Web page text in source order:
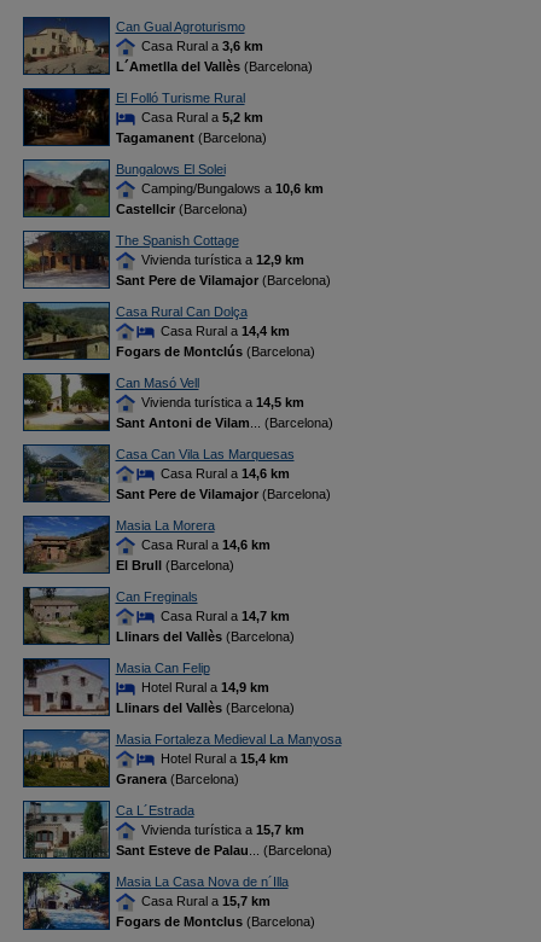
Can Gual Agroturismo
Casa Rural a 3,6 km
L´Ametlla del Vallès(Barcelona)
El Folló Turisme Rural
Casa Rural a 5,2 km
Tagamanent(Barcelona)
Bungalows El Solei
Camping/Bungalows a 10,6 km
Castellcir(Barcelona)
The Spanish Cottage
Vivienda turística a 12,9 km
Sant Pere de Vilamajor(Barcelona)
Casa Rural Can Dolça
Casa Rural a 14,4 km
Fogars de Montclús(Barcelona)
Can Masó Vell
Vivienda turística a 14,5 km
Sant Antoni de Vilam ... (Barcelona)
Casa Can Vila Las Marquesas
Casa Rural a 14,6 km
Sant Pere de Vilamajor(Barcelona)
Masia La Morera
Casa Rural a 14,6 km
El Brull(Barcelona)
Can Freginals
Casa Rural a 14,7 km
Llinars del Vallès(Barcelona)
Masia Can Felip
Hotel Rural a 14,9 km
Llinars del Vallès(Barcelona)
Masia Fortaleza Medieval La Manyosa
Hotel Rural a 15,4 km
Granera(Barcelona)
Ca L´Estrada
Vivienda turística a 15,7 km
Sant Esteve de Palau ... (Barcelona)
Masia La Casa Nova de n´Illa
Casa Rural a 15,7 km
Fogars de Montclus(Barcelona)